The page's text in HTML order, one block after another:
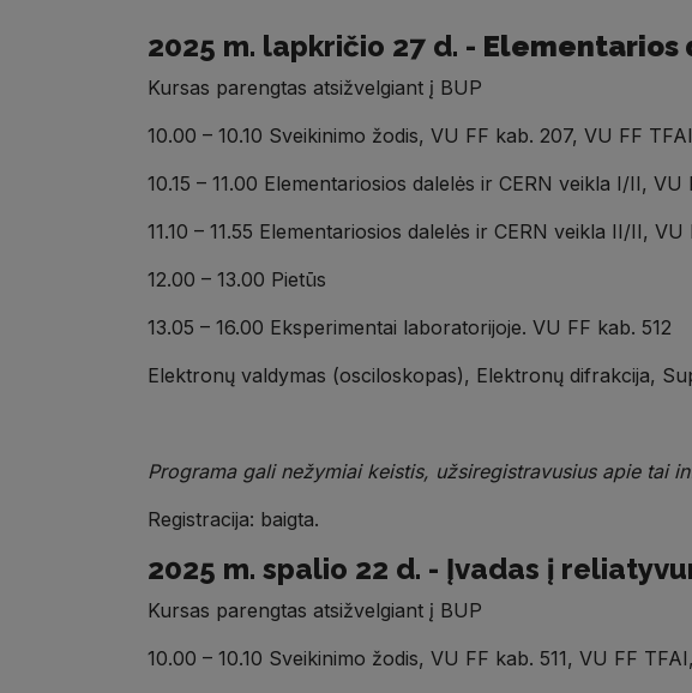
2025 m. lapkričio 27 d. - Elementarios
Kursas parengtas atsižvelgiant į BUP
10.00 – 10.10 Sveikinimo žodis, VU FF kab. 207, VU FF
10.15 – 11.00 Elementariosios dalelės ir CERN veikla I/II,
11.10 – 11.55 Elementariosios dalelės ir CERN veikla II/II,
12.00 – 13.00 Pietūs
13.05 – 16.00 Eksperimentai laboratorijoje. VU FF kab. 512
Elektronų valdymas (osciloskopas), Elektronų difrakcija,
Programa gali nežymiai keistis, užsiregistravusius apie tai
Registracija: baigta.
2025 m. spalio 22 d. - Įvadas į
Kursas parengtas atsižvelgiant į BUP
10.00 – 10.10 Sveikinimo žodis, VU FF kab. 511, VU FF